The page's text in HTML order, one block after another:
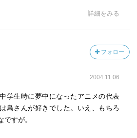
詳細をみる
フォロー
2004.11.06
学生時に夢中になったアニメの代表
鳥さんが好きでした。いえ、もちろ
ですが。